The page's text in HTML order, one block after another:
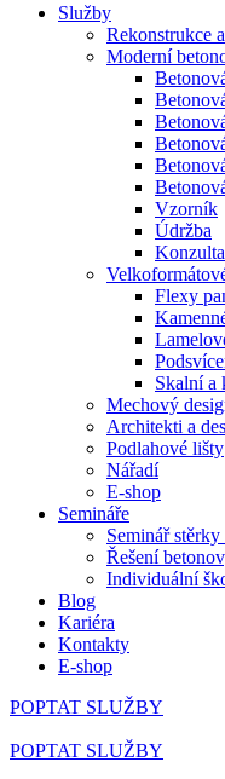
Služby
Rekonstrukce
Moderní
Vzorník
Údržba
Flexy
Skalní a
Mechový
Architekti a
Podlahové lišty
Nářadí
E-shop
Semináře
Seminář
Řešení
Individuální
Blog
Kariéra
Kontakty
E-shop
POPTAT SLUŽBY
POPTAT SLUŽBY